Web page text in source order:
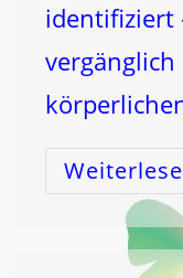
identifiziert